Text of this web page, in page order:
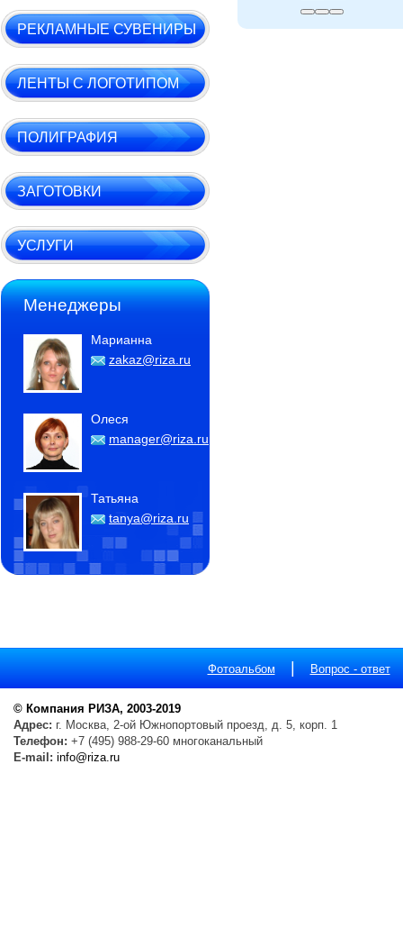
РЕКЛАМНЫЕ СУВЕНИРЫ
ЛЕНТЫ С ЛОГОТИПОМ
ПОЛИГРАФИЯ
ЗАГОТОВКИ
УСЛУГИ
Менеджеры
Марианна
zakaz@riza.ru
Олеся
manager@riza.ru
Татьяна
tanya@riza.ru
Фотоальбом | Вопрос - ответ
© Компания РИЗА, 2003-2019
Адрес: г. Москва, 2-ой Южнопортовый проезд, д. 5, корп. 1
Телефон: +7 (495) 988-29-60 многоканальный
E-mail: info@riza.ru